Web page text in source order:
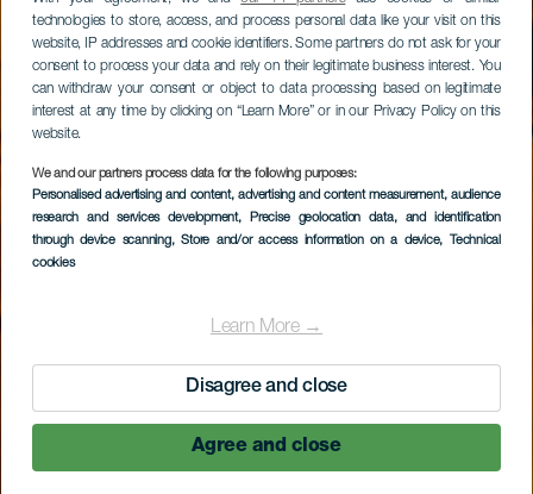
technologies to store, access, and process personal data like your visit on this
website, IP addresses and cookie identifiers. Some partners do not ask for your
consent to process your data and rely on their legitimate business interest. You
can withdraw your consent or object to data processing based on legitimate
interest at any time by clicking on “Learn More” or in our Privacy Policy on this
website.
We and our partners process data for the following purposes:
Personalised advertising and content, advertising and content measurement, audience
research and services development, Precise geolocation data, and identification
through device scanning, Store and/or access information on a device, Technical
cookies
Learn More →
Disagree and close
Agree and close